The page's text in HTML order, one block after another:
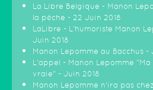
La Libre Belgique - Manon
la pêche - 22 Juin 2018
LaLibre - L'humoriste Manon
Juin 2018
Manon Lepomme au Bacchus -
L'appel - Manon Lepomme
vraie" - Juin 2018
Manon Lepomme n'ira pas